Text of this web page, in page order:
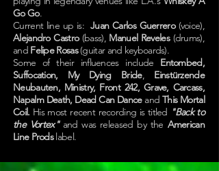
Go Go.
Current line up is:Juan Carlos Guerrero(voice),
Alejandro Castro (bass), Manuel Reveles (drums),
and Felipe Rosas(guitar and keyboards).
Some of their influences include Entombed,
Suffocation, My Dying Bride, Einstürzende
Neubauten, Ministry, Front 242, Grave, Carcass,
Napalm Death, Dead Can DanceandThis Mortal
Coil. His most recent recording is titled "Back to
the Vortex"and was released by the American
Line Prodslabel.